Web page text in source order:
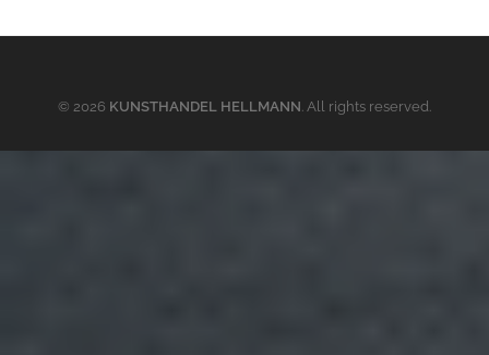
© 2026 KUNSTHANDEL HELLMANN . All rights reserved.